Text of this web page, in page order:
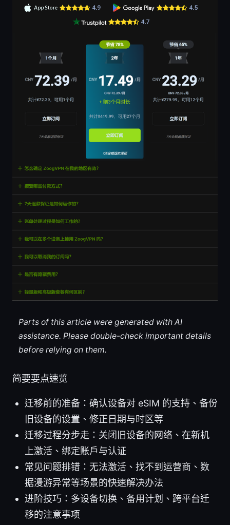
Parts of this article were generated with AI
assistance. Please double-check important details
before relying on them.
简要要点速览
迁移前的准备：确认设备对 eSIM 的支持、备份
旧设备的设置、修正日期与时区等
迁移过程分步走：关闭旧设备的网络、在新机
上激活、绑定账户与认证
常见问题排错：无法激活、找不到运营商、数
据漫游异常等场景的快速解决办法
进阶技巧：多设备切换、备用计划、跨平台迁
移的注意事项